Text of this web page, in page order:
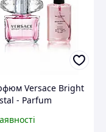
Versace Bright
- Parfum